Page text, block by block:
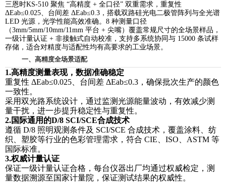
三恩时KS-510 聚焦 “高精度 + 全口径” 双重需求，重复性
ΔEab≤0.025、台间差 ΔEab≤0.3，搭载双路硅光电二极管阵列与全光谱
LED 光源，光学性能高效准确。8 种测量口径
（3mm/5mm/10mm/11mm 平台 + 尖嘴）覆盖常规尺寸的全场景样品，
一级计量认证 + 非接触式自动校准，支持多系统协同与 15000 条试样
存储，适合对精度与适配性均有高要求的工业场景。
一、高精度全场景适配
1.高精度测量表现，数据准确稳定
重复性 ΔEab≤0.025、台间差 ΔEab≤0.3 ，确保批次生产的颜色
一致性。
采用双光路系统设计，通过监测光源能量波动，有效减少测
量干扰，进一步提升稳定性与重复性。
2.国际通用的D/8 SCI/SCE合成技术
遵循 D/8 照明观测条件及 SCI/SCE 合成技术，覆盖涂料、纺
织、塑胶等行业的色彩管理需求，符合 CIE、ISO、ASTM 等
国际标准。
3.权威计量认证
保证一级计量认证合格，每台仪器出厂均通过权威检定，测
量数据溯源至国家计量院，保证测试结果的权威性。